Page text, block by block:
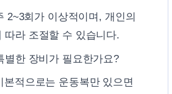
2~3회가 이상적이며, 개인의
따라 조절할 수 있습니다.
별한 장비가 필요한가요?
본적으로는 운동복만 있으면